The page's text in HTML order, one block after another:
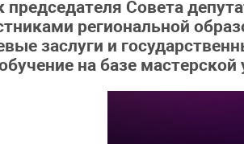
Совета
региональной
заслуги и
на базе